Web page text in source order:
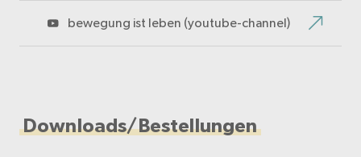
bewegung ist leben (youtube-channel)
Downloads/Bestellungen